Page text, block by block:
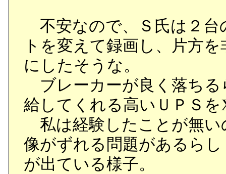
不安なので、Ｓ氏は２台
トを変えて録画し、片方
にしたそうな。
ブレーカーが良く落ちる
給してくれる高いＵＰＳ
私は経験したことが無い
像がずれる問題があるら
が出ている様子。